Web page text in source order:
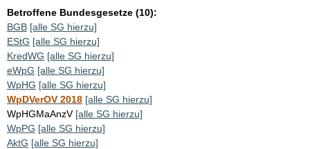
Betroffene Bundesgesetze (10):
BGB [alle SG hierzu]
EStG [alle SG hierzu]
KredWG [alle SG hierzu]
eWpG [alle SG hierzu]
WpHG [alle SG hierzu]
WpDVerOV 2018 [alle SG hierzu]
WpHGMaAnzV [alle SG hierzu]
WpPG [alle SG hierzu]
AktG [alle SG hierzu]